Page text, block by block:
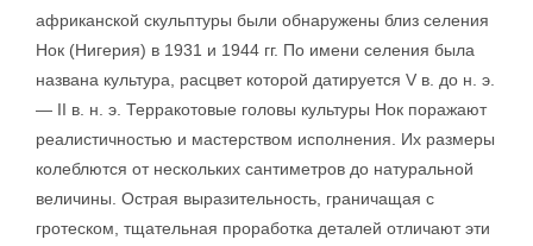
африканской скульптуры были обнаружены близ селения
Нок (Нигерия) в 1931 и 1944 гг. По имени селения была
названа культура, расцвет которой датируется V в. до н. э.
— II в. н. э. Терракотовые головы культуры Нок поражают
реалистичностью и мастерством исполнения. Их размеры
колеблются от нескольких сантиметров до натуральной
величины. Острая выразительность, граничащая с
гротеском, тщательная проработка деталей отличают эти